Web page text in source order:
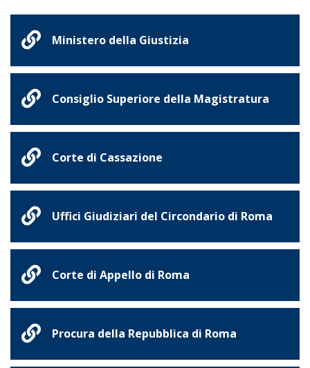
Ministero della Giustizia
Consiglio Superiore della Magistratura
Corte di Cassazione
Uffici Giudiziari del Circondario di Roma
Corte di Appello di Roma
Procura della Repubblica di Roma